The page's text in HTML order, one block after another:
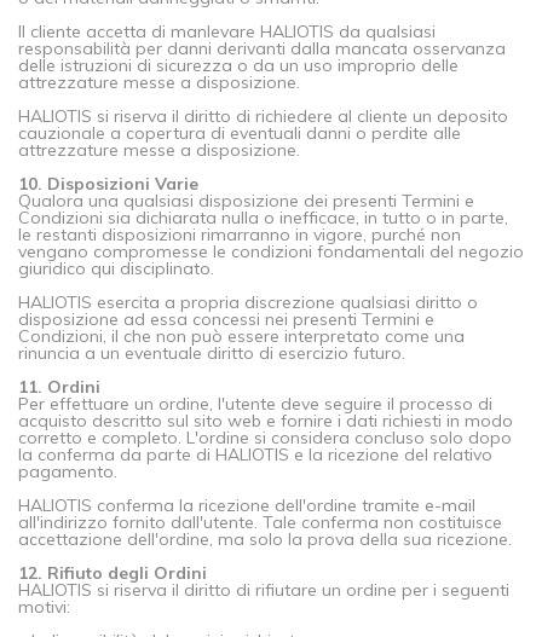
Il cliente accetta di manlevare HALIOTIS da qualsiasi
responsabilità per danni derivanti dalla mancata osservanza
delle istruzioni di sicurezza o da un uso improprio delle
attrezzature messe a disposizione.
HALIOTIS si riserva il diritto di richiedere al cliente un deposito
cauzionale a copertura di eventuali danni o perdite alle
attrezzature messe a disposizione.
10. Disposizioni Varie
Qualora una qualsiasi disposizione dei presenti Termini e
Condizioni sia dichiarata nulla o inefficace, in tutto o in parte,
le restanti disposizioni rimarranno in vigore, purché non
vengano compromesse le condizioni fondamentali del negozio
giuridico qui disciplinato.
HALIOTIS esercita a propria discrezione qualsiasi diritto o
disposizione ad essa concessi nei presenti Termini e
Condizioni, il che non può essere interpretato come una
rinuncia a un eventuale diritto di esercizio futuro.
11. Ordini
Per effettuare un ordine, l'utente deve seguire il processo di
acquisto descritto sul sito web e fornire i dati richiesti in modo
corretto e completo. L'ordine si considera concluso solo dopo
la conferma da parte di HALIOTIS e la ricezione del relativo
pagamento.
HALIOTIS conferma la ricezione dell'ordine tramite e-mail
all'indirizzo fornito dall'utente. Tale conferma non costituisce
accettazione dell'ordine, ma solo la prova della sua ricezione.
12. Rifiuto degli Ordini
HALIOTIS si riserva il diritto di rifiutare un ordine per i seguenti
motivi: